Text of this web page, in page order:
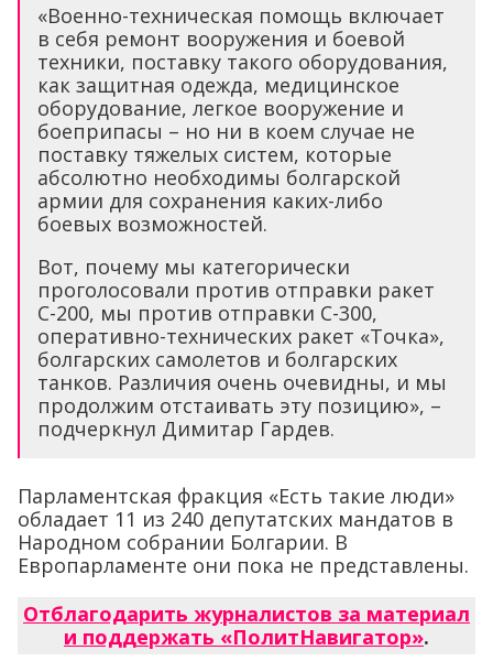
«Военно-техническая помощь включает
в себя ремонт вооружения и боевой
техники, поставку такого оборудования,
как защитная одежда, медицинское
оборудование, легкое вооружение и
боеприпасы – но ни в коем случае не
поставку тяжелых систем, которые
абсолютно необходимы болгарской
армии для сохранения каких-либо
боевых возможностей.
Вот, почему мы категорически
проголосовали против отправки ракет
С-200, мы против отправки С-300,
оперативно-технических ракет «Точка»,
болгарских самолетов и болгарских
танков. Различия очень очевидны, и мы
продолжим отстаивать эту позицию», –
подчеркнул Димитар Гардев.
Парламентская фракция «Есть такие люди»
обладает 11 из 240 депутатских мандатов в
Народном собрании Болгарии. В
Европарламенте они пока не представлены.
Отблагодарить журналистов за материал
и поддержать «ПолитНавигатор».